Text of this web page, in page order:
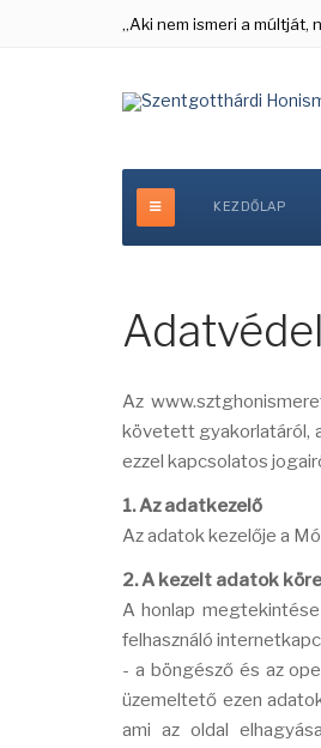
„Aki nem ismeri a múltját,
KEZDŐLAP
Az
követett gyakorlatáról,
ezzel kapcsolatos
1. Az adatkezelő
Az adatok kezelője a
2. A kezelt adatok köre
A honlap
felhasználó
- a böngésző és az
üzemeltető ezen
ami az oldal